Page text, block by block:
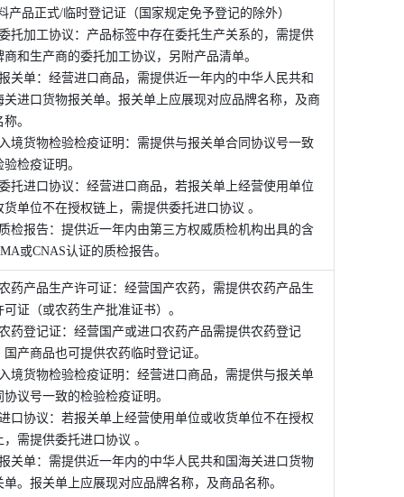
产品正式/临时登记证（国家规定免予登记的除外）
托加工协议：产品标签中存在委托生产关系的，需提供
商和生产商的委托加工协议，另附产品清单。
关单：经营进口商品，需提供近一年内的中华人民共和
关进口货物报关单。报关单上应展现对应品牌名称，及商
称。
境货物检验检疫证明：需提供与报关单合同协议号一致
验检疫证明。
托进口协议：经营进口商品，若报关单上经营使用单位
货单位不在授权链上，需提供委托进口协议 。
检报告：提供近一年内由第三方权威质检机构出具的含
或CNAS认证的质检报告。
药产品生产许可证：经营国产农药，需提供农药产品生
可证（或农药生产批准证书）。
药登记证：经营国产或进口农药产品需提供农药登记
国产商品也可提供农药临时登记证。
境货物检验检疫证明：经营进口商品，需提供与报关单
协议号一致的检验检疫证明。
口协议：若报关单上经营使用单位或收货单位不在授权
，需提供委托进口协议 。
关单：需提供近一年内的中华人民共和国海关进口货物
单。报关单上应展现对应品牌名称，及商品名称。